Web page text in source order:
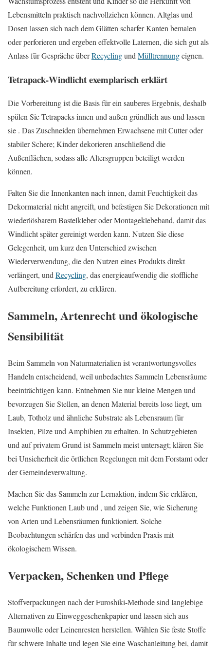
Lebensmitteln praktisch nachvollziehen können. Altglas und
Dosen lassen sich nach dem Glätten scharfer Kanten bemalen
oder perforieren und ergeben effektvolle Laternen, die sich gut als
Anlass für Gespräche überRecyclingund Mülltrennungeignen.
Tetrapack‑Windlicht exemplarisch erklärt
Die Vorbereitung ist die Basis für ein sauberes Ergebnis, deshalb
spülen Sie Tetrapacks innen und außen gründlich aus und lassen
sie . Das Zuschneiden übernehmen Erwachsene mit Cutter oder
stabiler Schere; Kinder dekorieren anschließend die
Außenflächen, sodass alle Altersgruppen beteiligt werden
können.
Falten Sie die Innenkanten nach innen, damit Feuchtigkeit das
Dekormaterial nicht angreift, und befestigen Sie Dekorationen mit
wiederlösbarem Bastelkleber oder Montageklebeband, damit das
Windlicht später gereinigt werden kann. Nutzen Sie diese
Gelegenheit, um kurz den Unterschied zwischen
Wiederverwendung, die den Nutzen eines Produkts direkt
verlängert, undRecycling, das energieaufwendig die stoffliche
Aufbereitung erfordert, zu erklären.
Sammeln, Artenrecht und ökologische
Sensibilität
Beim Sammeln von Naturmaterialien ist verantwortungsvolles
Handeln entscheidend, weil unbedachtes Sammeln Lebensräume
beeinträchtigen kann. Entnehmen Sie nur kleine Mengen und
bevorzugen Sie Stellen, an denen Material bereits lose liegt, um
Laub, Totholz und ähnliche Substrate als Lebensraum für
Insekten, Pilze und Amphibien zu erhalten. In Schutzgebieten
und auf privatem Grund ist Sammeln meist untersagt; klären Sie
bei Unsicherheit die örtlichen Regelungen mit dem Forstamt oder
der Gemeindeverwaltung.
Machen Sie das Sammeln zur Lernaktion, indem Sie erklären,
welche Funktionen Laub und , und zeigen Sie, wie Sicherung
von Arten und Lebensräumen funktioniert. Solche
Beobachtungen schärfen das und verbinden Praxis mit
ökologischem Wissen.
Verpacken, Schenken und Pflege
Stoffverpackungen nach der Furoshiki‑Methode sind langlebige
Alternativen zu Einweggeschenkpapier und lassen sich aus
Baumwolle oder Leinenresten herstellen. Wählen Sie feste Stoffe
für schwere Inhalte und legen Sie eine Waschanleitung bei, damit